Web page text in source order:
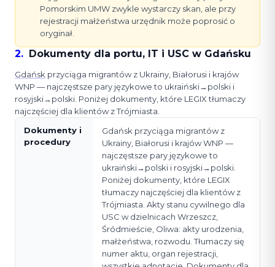
Pomorskim UMW zwykle wystarczy skan, ale przy
rejestracji małżeństwa urzędnik może poprosić o
oryginał.
2. Dokumenty dla portu, IT i USC w Gdańsku
Gdańsk przyciąga migrantów z Ukrainy, Białorusi i krajów
WNP — najczęstsze pary językowe to ukraiński→polski i
rosyjski→polski. Poniżej dokumenty, które LEGIX tłumaczy
najczęściej dla klientów z Trójmiasta.
Dokumenty i
procedury
Gdańsk przyciąga migrantów z
Ukrainy, Białorusi i krajów WNP —
najczęstsze pary językowe to
ukraiński→polski i rosyjski→polski.
Poniżej dokumenty, które LEGIX
tłumaczy najczęściej dla klientów z
Trójmiasta. Akty stanu cywilnego dla
USC w dzielnicach Wrzeszcz,
Śródmieście, Oliwa: akty urodzenia,
małżeństwa, rozwodu. Tłumaczy się
numer aktu, organ rejestracji,